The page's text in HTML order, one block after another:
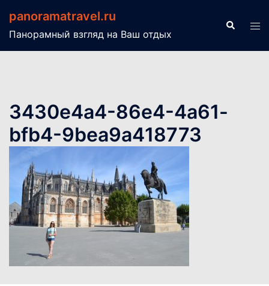
содержимому
panoramatravel.ru
Панорамный взгляд на Ваш отдых
Поиск
3430e4a4-86e4-4a61-
bfb4-9bea9a418773